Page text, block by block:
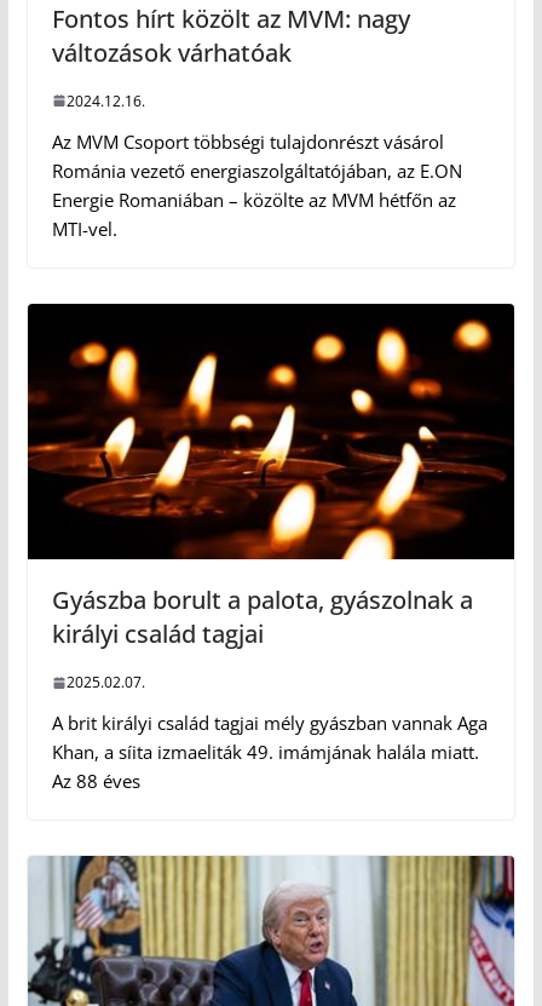
Fontos hírt közölt az MVM: nagy
változások várhatóak
2024.12.16.
Az MVM Csoport többségi tulajdonrészt vásárol
Románia vezető energiaszolgáltatójában, az E.ON
Energie Romaniában – közölte az MVM hétfőn az
MTI-vel.
Gyászba borult a palota, gyászolnak a
királyi család tagjai
2025.02.07.
A brit királyi család tagjai mély gyászban vannak Aga
Khan, a síita izmaeliták 49. imámjának halála miatt.
Az 88 éves